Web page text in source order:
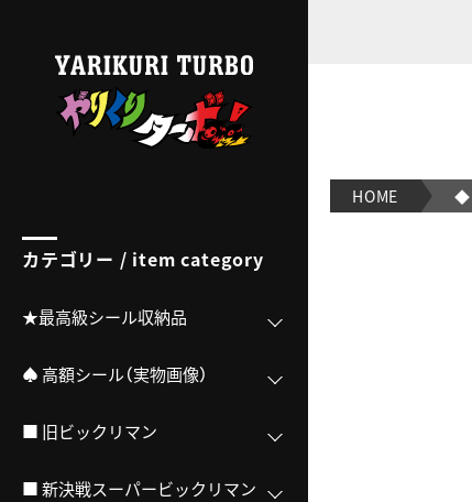
◆ 格闘キング｜【ビックリマンシール実店舗買取OK/交
HOME ◆
カテゴリー / item category
★最高級シール収納品
♠ 高額シール（実物画像）
■ 旧ビックリマン
■ 新決戦スーパービックリマン